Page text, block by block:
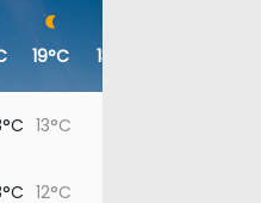
19°C 13°C
13°C
12°C